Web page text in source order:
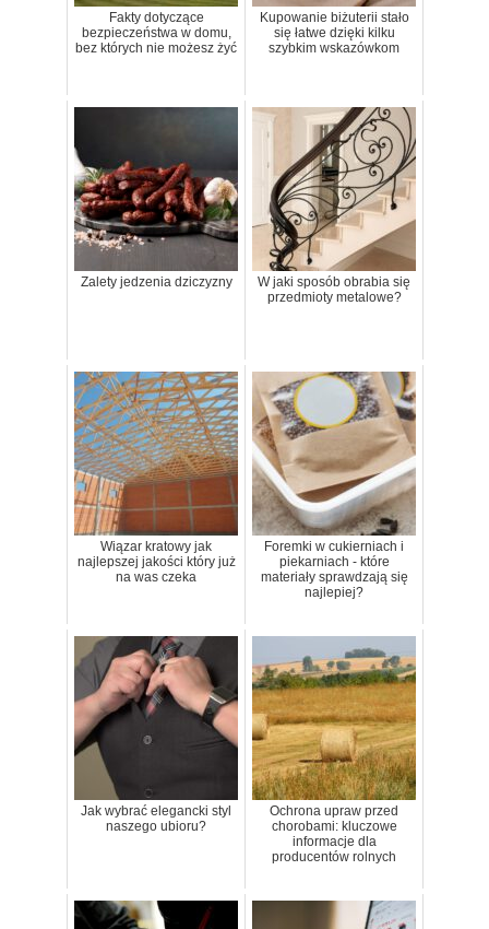
Fakty dotyczące
bezpieczeństwa w domu,
bez których nie możesz żyć
Kupowanie biżuterii stało
się łatwe dzięki kilku
szybkim wskazówkom
Zalety jedzenia dziczyzny
W jaki sposób obrabia się
przedmioty metalowe?
Wiązar kratowy jak
najlepszej jakości który już
na was czeka
Foremki w cukierniach i
piekarniach - które
materiały sprawdzają się
najlepiej?
Jak wybrać elegancki styl
naszego ubioru?
Ochrona upraw przed
chorobami: kluczowe
informacje dla
producentów rolnych